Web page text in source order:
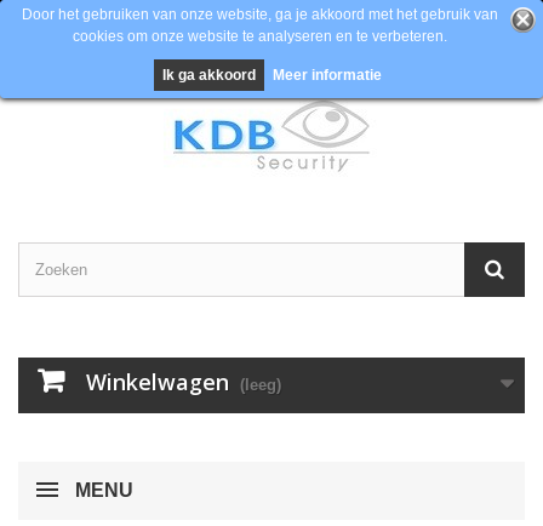
Contacteer ons
Winkelwagen (leeg)
Door het gebruiken van onze website, ga je akkoord met het gebruik van
cookies om onze website te analyseren en te verbeteren.
Ik ga akkoord Meer informatie
MENU